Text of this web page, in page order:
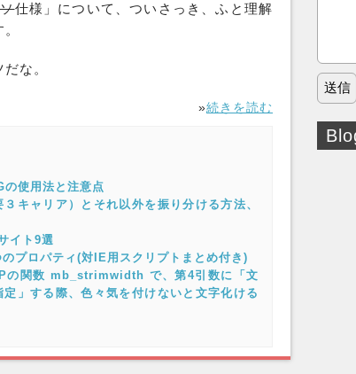
仕様」について、ついさっき、ふと理解
な。
»続きを読む
使用法と注意点
キャリア）とそれ以外を振り分ける方法、
イト9選
プロパティ(対IE用スクリプトまとめ付き)
の関数 mb_strimwidth で、第4引数に「文
」する際、色々気を付けないと文字化ける